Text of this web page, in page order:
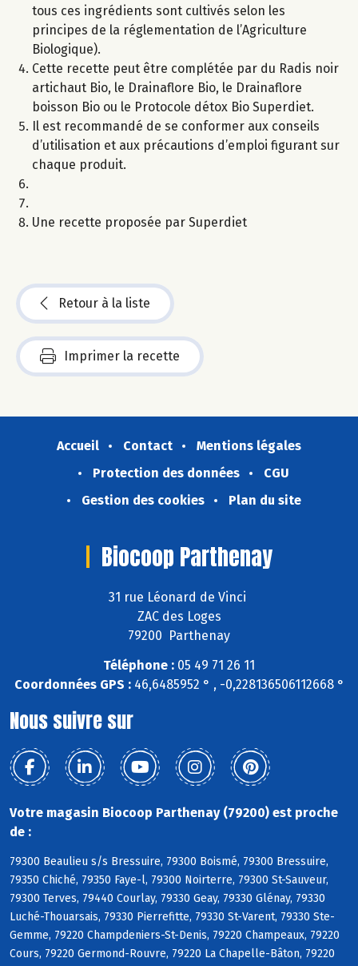
tous ces ingrédients sont cultivés selon les
principes de la réglementation de l’Agriculture
Biologique).
Cette recette peut être complétée par du Radis noir
artichaut Bio, le Drainaflore Bio, le Drainaflore
boisson Bio ou le Protocole détox Bio Superdiet.
Il est recommandé de se conformer aux conseils
d’utilisation et aux précautions d’emploi figurant sur
chaque produit.
Une recette proposée par Superdiet
Retour à la liste
Imprimer la recette
Accueil Contact
Mentions légales
Protection des données
CGU
Gestion des cookies
Plan du site
Biocoop Parthenay
31 rue Léonard de Vinci
ZAC des Loges
79200 Parthenay
Téléphone : 05 49 71 26 11
Coordonnées GPS :46,6485952 ° , -0,228136506112668 °
Nous suivre sur
Votre magasin Biocoop Parthenay (79200) est proche
de :
79300 Beaulieu s/s Bressuire, 79300 Boismé, 79300 Bressuire,
79350 Chiché, 79350 Faye-l, 79300 Noirterre, 79300 St-Sauveur,
79300 Terves, 79440 Courlay, 79330 Geay, 79330 Glénay, 79330
Luché-Thouarsais, 79330 Pierrefitte, 79330 St-Varent, 79330 Ste-
Gemme, 79220 Champdeniers-St-Denis, 79220 Champeaux, 79220
Cours, 79220 Germond-Rouvre, 79220 La Chapelle-Bâton, 79220